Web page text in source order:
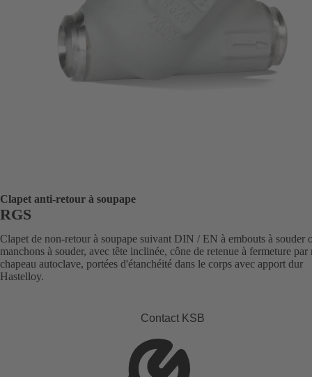
Clapet anti-retour à soupape
RGS
Clapet de non-retour à soupape suivant DIN / EN à embouts à souder
manchons à souder, avec tête inclinée, cône de retenue à fermeture par
chapeau autoclave, portées d'étanchéité dans le corps avec apport dur
Hastelloy.
Contact KSB